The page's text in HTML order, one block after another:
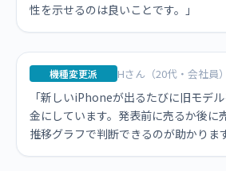
性を示せるのは良いことです。」
機種変更派 Hさん（20代・会社員）
「新しいiPhoneが出るたびに旧モデ
金にしています。発表前に売るか後に
推移グラフで判断できるのが助かりま